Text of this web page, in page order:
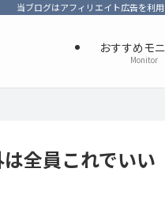
当ブログはアフィリエイト広告を利
おすすめモ
Monitor
全員これでいい